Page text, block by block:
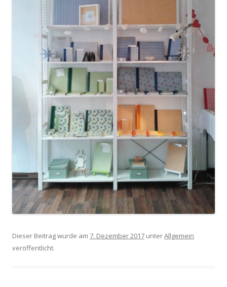
Dieser Beitrag wurde am 7. Dezember 2017 unterAllgemein
veröffentlicht.